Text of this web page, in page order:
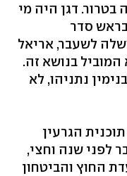
בטרור. דגן היה מי
סדר
לשעבר, אריאל
בנושא זה.
נתניהו, לא
הגרעין
לפני שנה וחצי,
החוץ והביטחון